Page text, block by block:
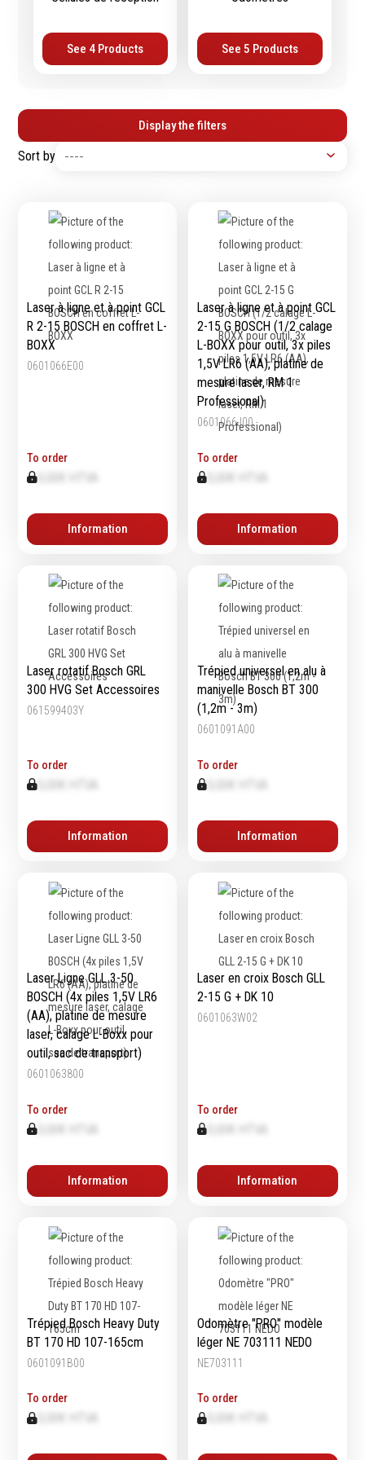
Épaissimètre
Alésoirs
trépans
cylindrique
Fraises à carotter
Fraises à alésage
Lames de scie
Filetage
Tournage et plaquettes
Ponçage
Polissage
Brosses métalliques
Protection &
Protection de la tête
Protection des yeux
Protection respiratoire
Protection des mains
Protection des pieds
Protection intégrales
Kits antichutes
Vêtements de travail
Chimie
Nettoyants
Dégrippants
Silicone
Colles
Frein filet
Protection
Marquage & Peintures
Isolants
Etanchéité
Equipement
Levage & transport
Soudage & Matériel
Mobilier & rangement
Marquage & Signalisation
Travail du tube
Nettoyage & entretien
Equipement electrique
Tuyauterie et hydraulique
Equipement
Echelles & Escabeaux
Graissage & huilage
See 4 Products See 5 Products
Display the filters
Sort by
Laser à ligne et à point GCL
R 2-15 BOSCH en coffret L-
BOXX
0601066E00
To order
0,00€ HTVA
Information
Laser à ligne et à point GCL
2-15 G BOSCH (1/2 calage
L-BOXX pour outil, 3x piles
1,5V LR6 (AA), platine de
mesure laser, RM 1
Professional)
0601066J00
To order
Information
Laser rotatif Bosch GRL
300 HVG Set Accessoires
061599403Y
To order
0,00€ HTVA
Information
Trépied universel en alu à
manivelle Bosch BT 300
(1,2m - 3m)
0601091A00
To order
Information
Laser Ligne GLL 3-50
BOSCH (4x piles 1,5V LR6
(AA), platine de mesure
laser, calage L-Boxx pour
outil, sac de transport)
0601063800
To order
0,00€ HTVA
Information
Laser en croix Bosch GLL
2-15 G + DK 10
0601063W02
To order
Information
Trépied Bosch Heavy Duty
BT 170 HD 107-165cm
0601091B00
To order
0,00€ HTVA
Odomètre "PRO" modèle
léger NE 703111 NEDO
NE703111
To order